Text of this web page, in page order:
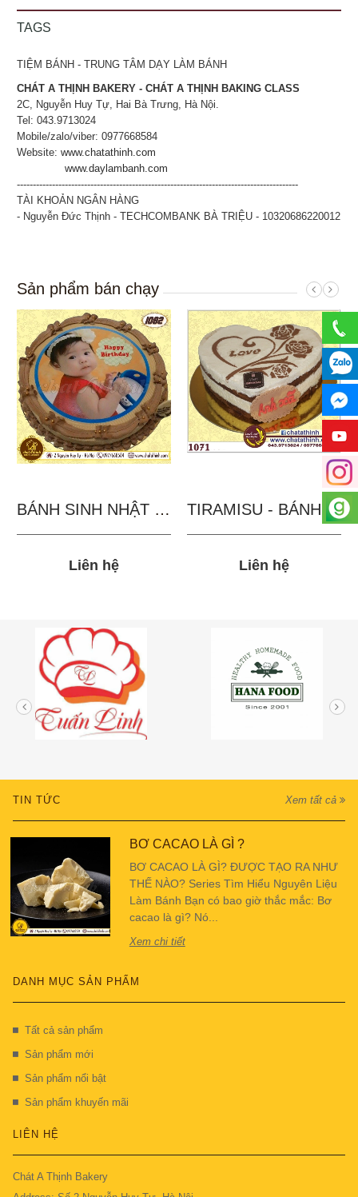
TAGS
TIỆM BÁNH - TRUNG TÂM DẠY LÀM BÁNH
CHÁT A THỊNH BAKERY - CHÁT A THỊNH BAKING CLASS
2C, Nguyễn Huy Tự, Hai Bà Trưng, Hà Nội.
Tel: 043.9713024
Mobile/zalo/viber: 0977668584
Website:www.chatathinh.com
www.daylambanh.com
----------------------------------------------------------------------------------------
TÀI KHOẢN NGÂN HÀNG
- Nguyễn Đức Thịnh - TECHCOMBANK BÀ TRIỆU - 10320686220012
Sản phẩm bán chạy
BÁNH SINH NHẬT IN...
Liên hệ
TIRAMISU - BÁNH TẶNG...
Liên hệ
TIN TỨC Xem tất cả
BƠ CACAO LÀ GÌ ?
BƠ CACAO LÀ GÌ? ĐƯỢC TẠO RA NHƯ
THẾ NÀO? Series Tìm Hiểu Nguyên Liệu
Làm Bánh Bạn có bao giờ thắc mắc: Bơ
cacao là gì? Nó...
Xem chi tiết
DANH MỤC SẢN PHẨM
Tất cả sản phẩm
Sản phẩm mới
Sản phẩm nổi bật
Sản phẩm khuyến mãi
LIÊN HỆ
Chát A Thịnh Bakery